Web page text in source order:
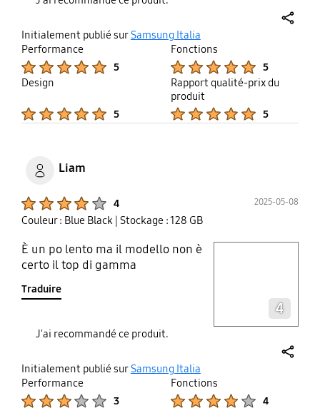
Initialement publié surSamsung Italia
Performance
5
Fonctions
5
Design
5
Rapport qualité-prix du
produit
5
Liam
4 2025-05-08
Couleur : Blue Black | Stockage : 128 GB
È un po lento ma il modello non è
certo il top di gamma
Traduire
4
J'ai recommandé ce produit.
Initialement publié surSamsung Italia
Performance
3
Fonctions
4